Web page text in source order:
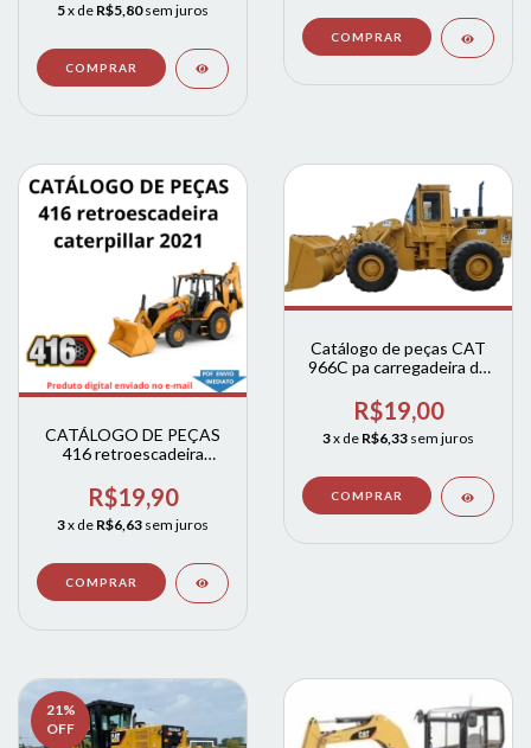
5x de R$5,80 sem juros
CATÁLOGO DE PEÇAS
416 retroescadeira
R$19,90
3x de R$6,63 sem juros
Catálogo de peças CAT
966C pa carregadeira de
R$19,00
3x de R$6,33 sem juros
21 %
OFF